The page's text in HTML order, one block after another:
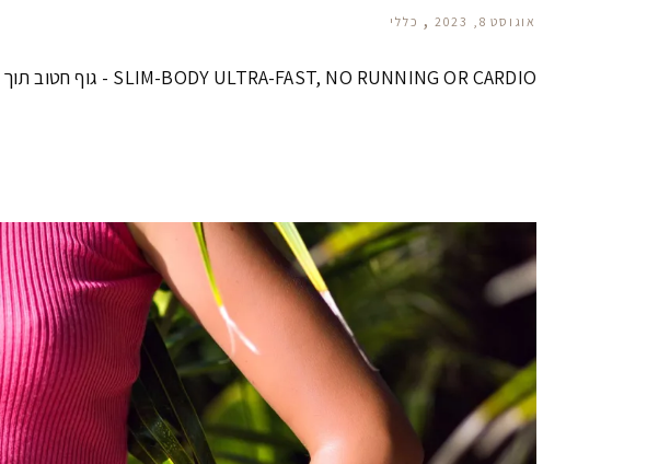
אוגוסט 8, 2023 כללי
SLIM-BODY ULTRA-FAST, NO RUNNING OR CARDIO - גוף חטוב תוך 14 יום ללא ריצה!